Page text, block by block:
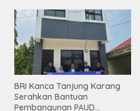
Mesuji
BRI Kanca Tanjung Karang
Serahkan Bantuan
Pembangunan PAUD